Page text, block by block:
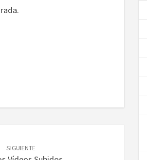
SIGUIENTE